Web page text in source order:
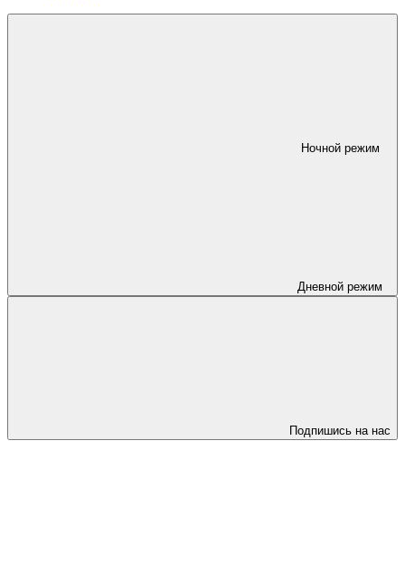
Ночной режим
Дневной режим
Подпишись на нас